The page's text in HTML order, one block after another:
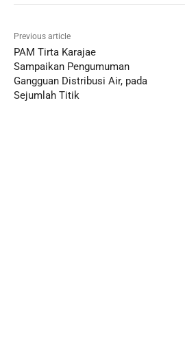
Previous article
PAM Tirta Karajae
Sampaikan Pengumuman
Gangguan Distribusi Air, pada
Sejumlah Titik